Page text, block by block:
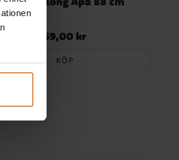
Pris:59,00 kr
59,00 kr
KÖP